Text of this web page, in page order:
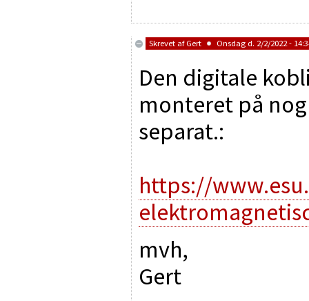
Skrevet af Gert Onsdag d. 2/2/2022 -
Den digitale
monteret på
separat.:
https://
mvh,
Gert